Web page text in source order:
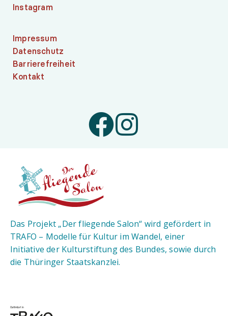
Instagram
Impressum
Datenschutz
Barrierefreiheit
Kontakt
Das Projekt „Der fliegende Salon“ wird gefördert in
TRAFO – Modelle für Kultur im Wandel, einer
Initiative der Kulturstiftung des Bundes, sowie durch
die Thüringer Staatskanzlei.